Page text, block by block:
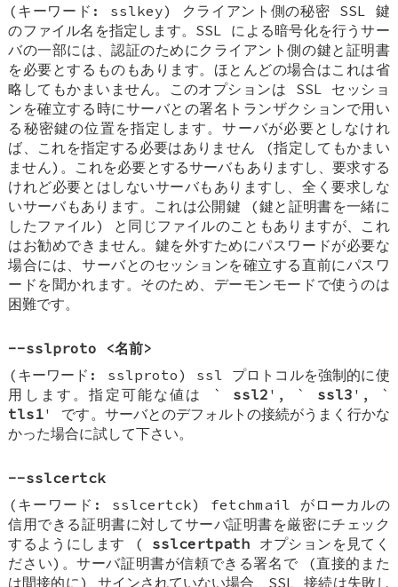
(キーワード: sslkey) クライアント側の秘密 SSL 鍵
のファイル名を指定します。SSL による暗号化を行うサー
バの一部には、認証のためにクライアント側の鍵と証明書
を必要とするものもあります。ほとんどの場合はこれは省
略してもかまいません。このオプションは SSL セッショ
ンを確立する時にサーバとの署名トランザクションで用い
る秘密鍵の位置を指定します。サーバが必要としなけれ
ば、これを指定する必要はありません (指定してもかまい
ません)。これを必要とするサーバもありますし、要求する
けれど必要とはしないサーバもありますし、全く要求しな
いサーバもあります。これは公開鍵 (鍵と証明書を一緒に
したファイル) と同じファイルのこともありますが、これ
はお勧めできません。鍵を外すためにパスワードが必要な
場合には、サーバとのセッションを確立する直前にパスワ
ードを聞かれます。そのため、デーモンモードで使うのは
困難です。
--sslproto <名前>
(キーワード: sslproto) ssl プロトコルを強制的に使
用します。指定可能な値は ` ssl2 ', ` ssl3 ', `
tls1' です。サーバとのデフォルトの接続がうまく行かな
かった場合に試して下さい。
--sslcertck
(キーワード: sslcertck) fetchmail がローカルの
信用できる証明書に対してサーバ証明書を厳密にチェック
するようにします ( sslcertpath オプションを見てく
ださい)。サーバ証明書が信頼できる署名で (直接的また
は間接的に) サインされていない場合、SSL 接続は失敗し